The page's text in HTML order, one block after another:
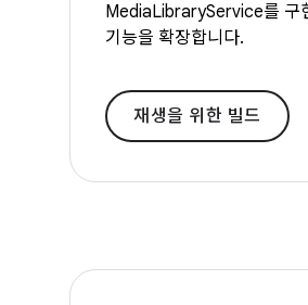
MediaLibraryService를 구
기능을 확장합니다.
재생을 위한 빌드